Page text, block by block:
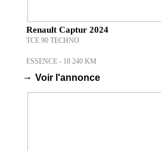
Renault Captur 2024
TCE 90 TECHNO
ESSENCE - 18 240 KM
→ Voir l'annonce